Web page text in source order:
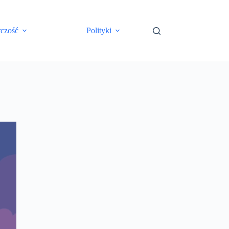
Polityki